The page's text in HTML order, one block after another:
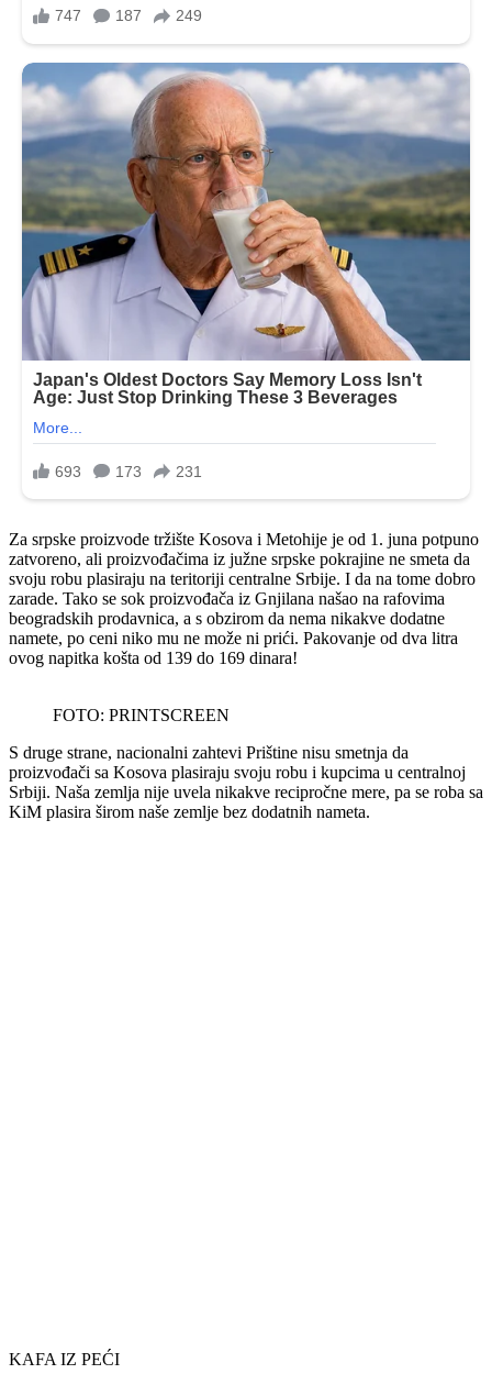
Za srpske proizvode tržište Kosova i Metohije je od 1. juna potpuno
zatvoreno, ali proizvođačima iz južne srpske pokrajine ne smeta da
svoju robu plasiraju na teritoriji centralne Srbije. I da na tome dobro
zarade. Tako se sok proizvođača iz Gnjilana našao na rafovima
beogradskih prodavnica, a s obzirom da nema nikakve dodatne
namete, po ceni niko mu ne može ni prići. Pakovanje od dva litra
ovog napitka košta od 139 do 169 dinara!
FOTO: PRINTSCREEN
S druge strane, nacionalni zahtevi Prištine nisu smetnja da
proizvođači sa Kosova plasiraju svoju robu i kupcima u centralnoj
Srbiji. Naša zemlja nije uvela nikakve recipročne mere, pa se roba sa
KiM plasira širom naše zemlje bez dodatnih nameta.
KAFA IZ PEĆI